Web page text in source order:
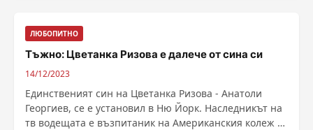
ЛЮБОПИТНО
Тъжно: Цветанка Ризова е далече от сина си
14/12/2023
Единственият син на Цветанка Ризова - Анатоли
Георгиев, се е установил в Ню Йорк. Наследникът на
тв водещата е възпитаник на Американския колеж в